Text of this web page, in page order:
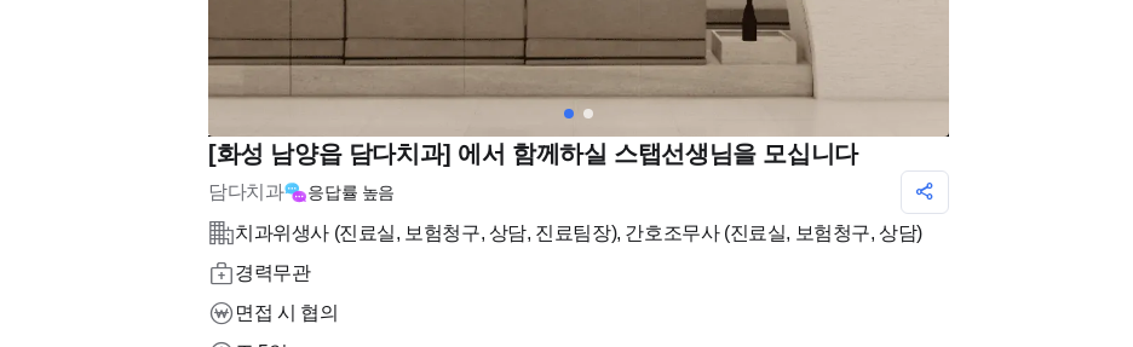
[화성 남양읍 담다치과] 에서 함께하실 스탭선생님을 모십니다
담다치과 응답률 높음
치과위생사 (진료실, 보험청구, 상담, 진료팀장), 간호조무사 (진료실, 보험청구, 상담)
경력무관
면접 시 협의